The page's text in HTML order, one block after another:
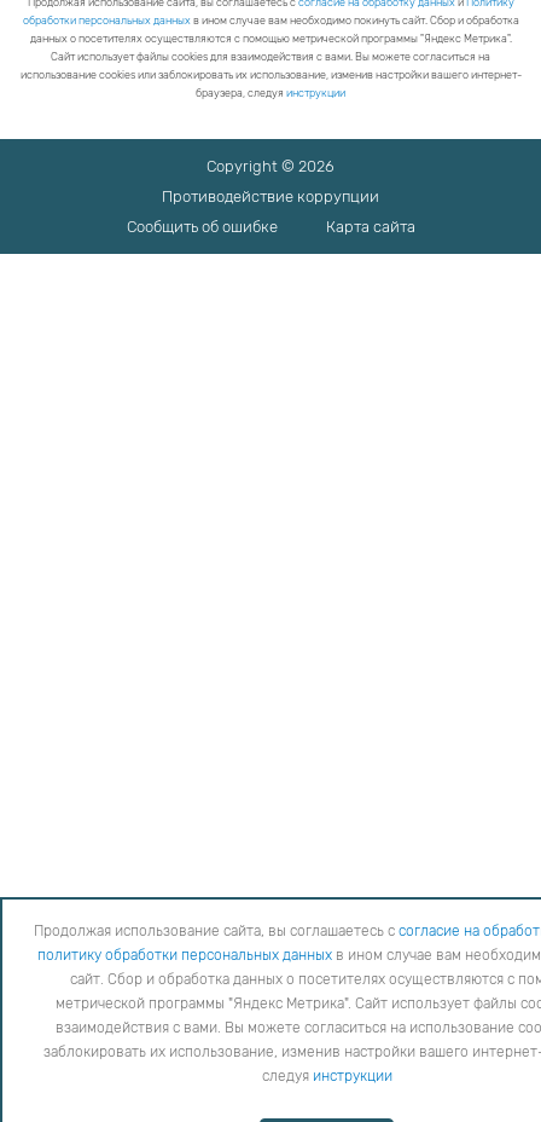
Продолжая использование сайта, вы соглашаетесь с согласие на обработку данныхи Политику
обработки персональных данныхв ином случае вам необходимо покинуть сайт. Сбор и обработка
данных о посетителях осуществляются с помощью метрической программы "Яндекс Метрика".
Сайт использует файлы cookies для взаимодействия с вами. Вы можете согласиться на
использование cookies или заблокировать их использование, изменив настройки вашего интернет-
браузера, следуя инструкции
Copyright © 2026
Противодействие коррупции
Сообщить об ошибке
Карта сайта
Продолжая использование сайта, вы соглашаетесь с согласие на
политику обработки персональных данных в ином случае вам
сайт. Сбор и обработка данных о посетителях осуществляются с
метрической программы "Яндекс Метрика". Сайт использует файлы
взаимодействия с вами. Вы можете согласиться на использование
заблокировать их использование, изменив настройки вашего
следуя инструкции